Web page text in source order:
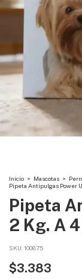
Inicio > Mascotas >
Pipeta Antipulgas Power
Pipeta
2 Kg. A
SKU: 100875
$3.383